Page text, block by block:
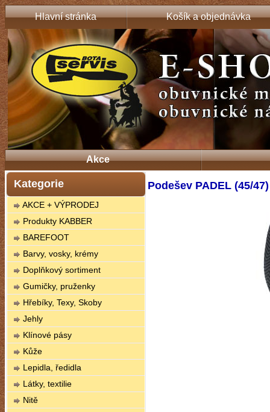
Hlavní stránka Košík a objednávka
Akce
Kategorie
AKCE + VÝPRODEJ
Produkty KABBER
BAREFOOT
Barvy, vosky, krémy
Doplňkový sortiment
Gumičky, pruženky
Hřebíky, Texy, Skoby
Jehly
Klínové pásy
Kůže
Lepidla, ředidla
Látky, textilie
Nitě
Podešev PADEL (45/